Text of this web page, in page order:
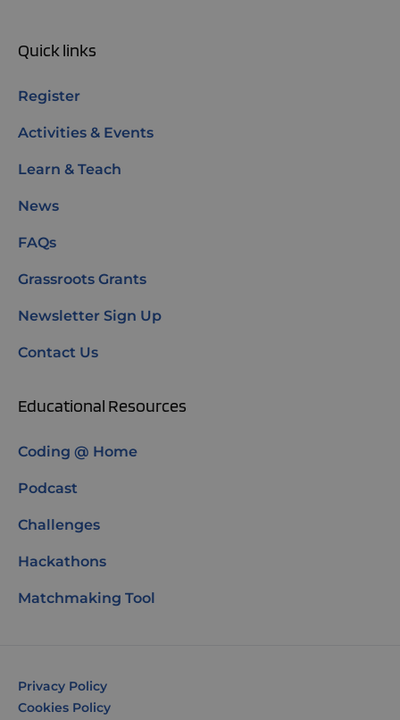
Quick links
Register
Activities & Events
Learn & Teach
News
FAQs
Grassroots Grants
Newsletter Sign Up
Contact Us
Educational Resources
Coding @ Home
Podcast
Challenges
Hackathons
Matchmaking Tool
Privacy Policy
Cookies Policy